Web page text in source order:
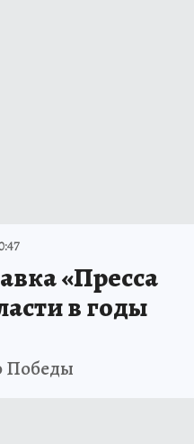
«Пресса
в годы
Победы